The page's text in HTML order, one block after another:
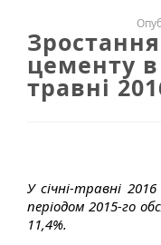
цементу в
травні
У січні-травні
періодом 2015-го
11,4%.